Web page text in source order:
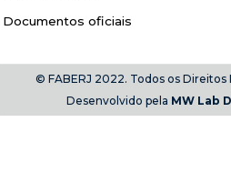
Documentos oficiais
© FABERJ 2022. Todos os Direitos
Desenvolvido pela MW Lab